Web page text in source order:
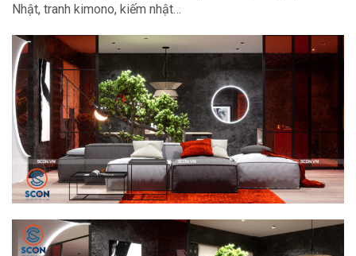
Nhật, tranh kimono, kiếm nhật…